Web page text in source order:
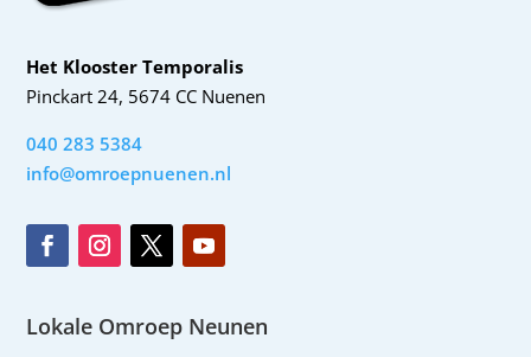
Het Klooster Temporalis
Pinckart 24, 5674 CC Nuenen
040 283 5384
info@omroepnuenen.nl
Lokale Omroep Neunen